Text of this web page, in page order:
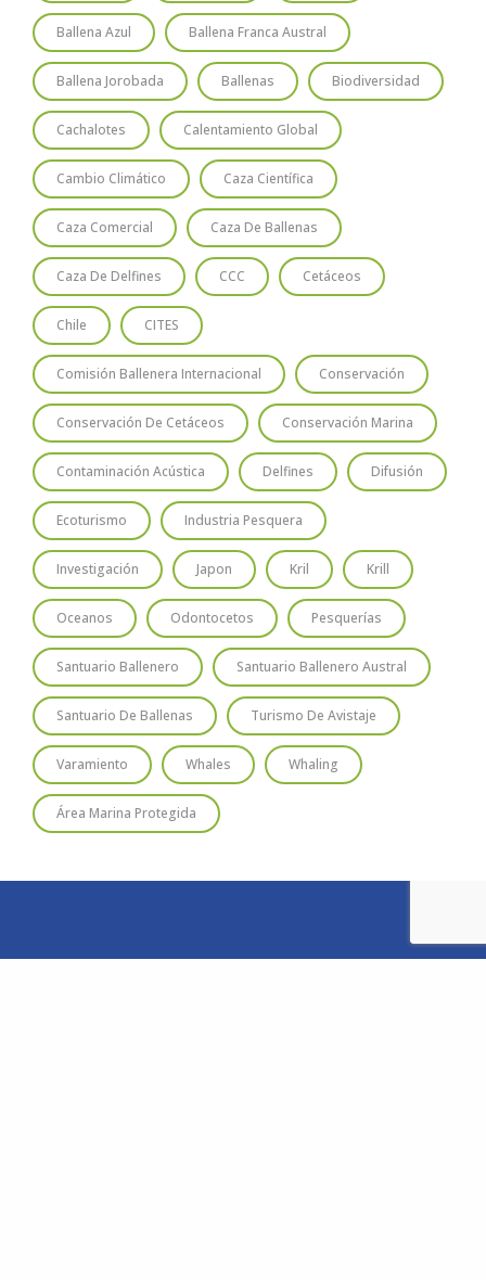
Ballena Azul Ballena Franca Austral
Ballena Jorobada Ballenas Biodiversidad
Cachalotes Calentamiento Global
Cambio Climático Caza Científica
Caza Comercial Caza De Ballenas
Caza De Delfines CCC Cetáceos
Chile CITES
Comisión Ballenera Internacional Conservación
Conservación De Cetáceos Conservación Marina
Contaminación Acústica Delfines Difusión
Ecoturismo Industria Pesquera
Investigación Japon Kril Krill
Oceanos Odontocetos Pesquerías
Santuario Ballenero Santuario Ballenero Austral
Santuario De Ballenas Turismo De Avistaje
Varamiento Whales Whaling
Área Marina Protegida